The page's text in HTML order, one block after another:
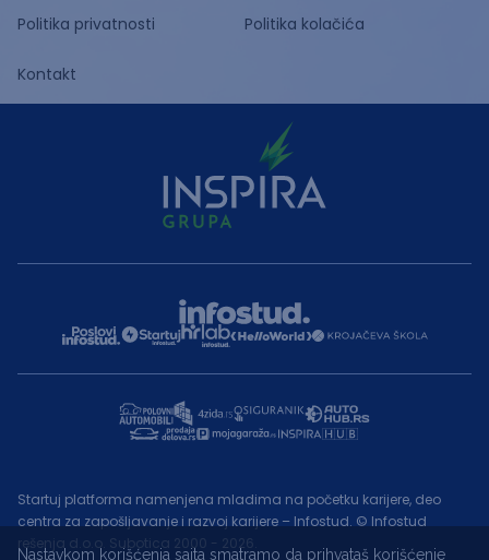
Politika privatnosti Politika kolačića
Kontakt
Startuj platforma namenjena mladima na početku karijere, deo
centra za zapošljavanje i razvoj karijere – Infostud. © Infostud
rešenja d.o.o. Subotica 2000 - 2026.
Nastavkom korišćenja sajta smatramo da prihvataš korišćenje